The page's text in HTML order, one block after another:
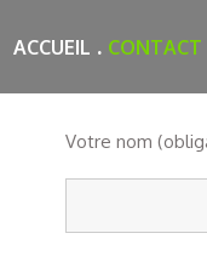
ACCUEIL CONTACT
Votre nom